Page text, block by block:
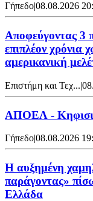
Γήπεδο|08.08.2026
Αποφεύγοντας 3
επιπλέον χρόνια
αμερικανική
Επιστήμη και Τεχ...|
ΑΠΟΕΛ -
Γήπεδο|08.08.2026
Η αυξημένη
παράγοντας»
Ελλάδα